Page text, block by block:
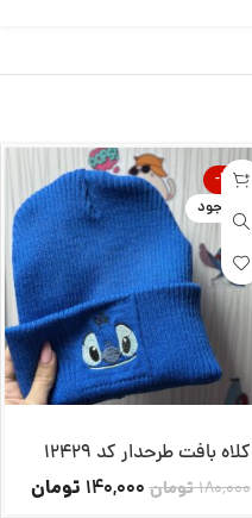
-22%
ناموجود
کلاه بافت طرحدار کد 12429
180,000تومان140,000 تومان